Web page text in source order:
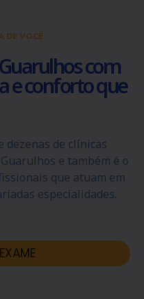
DE VOCÊ
com
e conforto que
dezenas de clínicas
e também é o
que atuam em
especialidades.